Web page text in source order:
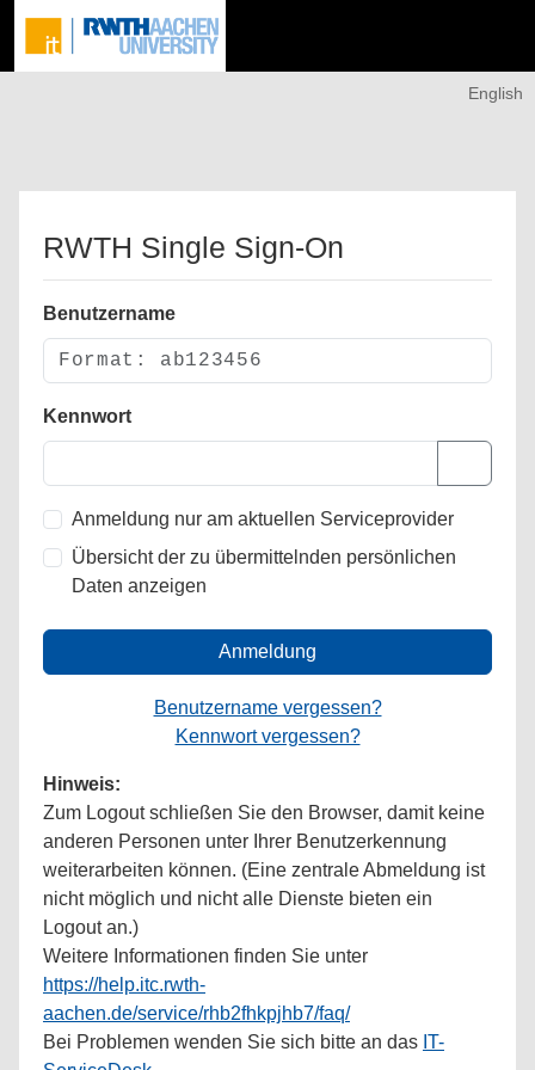
English
RWTH Single Sign-On
Benutzername
Kennwort
Anmeldung nur am aktuellen Serviceprovider
Übersicht der zu übermittelnden persönlichen
Daten anzeigen
Anmeldung
Benutzername vergessen?
Kennwort vergessen?
Hinweis:
Zum Logout schließen Sie den Browser, damit keine
anderen Personen unter Ihrer Benutzerkennung
weiterarbeiten können. (Eine zentrale Abmeldung ist
nicht möglich und nicht alle Dienste bieten ein
Logout an.)
Weitere Informationen finden Sie unter
https://help.itc.rwth-
aachen.de/service/rhb2fhkpjhb7/faq/
Bei Problemen wenden Sie sich bitte an das IT-